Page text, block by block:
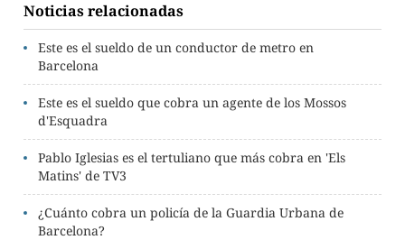
Noticias relacionadas
Este es el sueldo de un conductor de metro en
Barcelona
Este es el sueldo que cobra un agente de los Mossos
d'Esquadra
Pablo Iglesias es el tertuliano que más cobra en 'Els
Matins' de TV3
¿Cuánto cobra un policía de la Guardia Urbana de
Barcelona?